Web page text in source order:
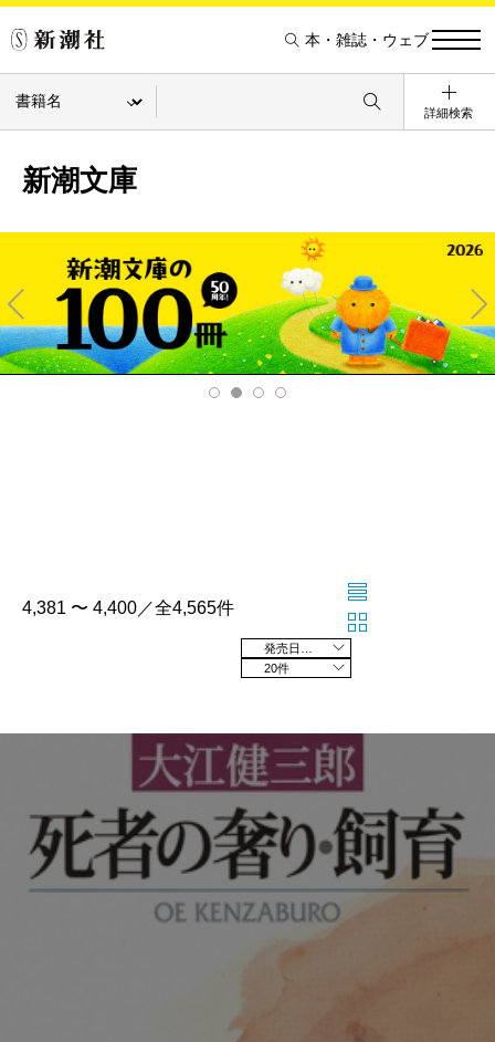
本・雑誌・ウェブ
詳細検索
新潮文庫
Pre
v
Ne
xt
4,381 〜 4,400／全4,565件
20件